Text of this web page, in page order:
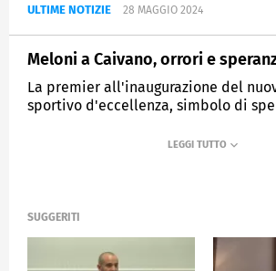
ULTIME NOTIZIE 28 MAGGIO 2024
Meloni a Caivano, orrori e
La premier all'inaugurazione del
sportivo d'eccellenza, simbolo di
SUGGERITI